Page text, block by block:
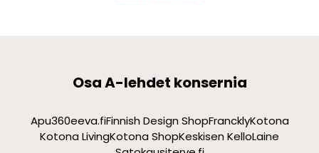
Osa A-lehdet konsernia
Apu360eeva.fiFinnish Design ShopFrancklyKotona
Kotona LivingKotona ShopKeskisen KelloLaine